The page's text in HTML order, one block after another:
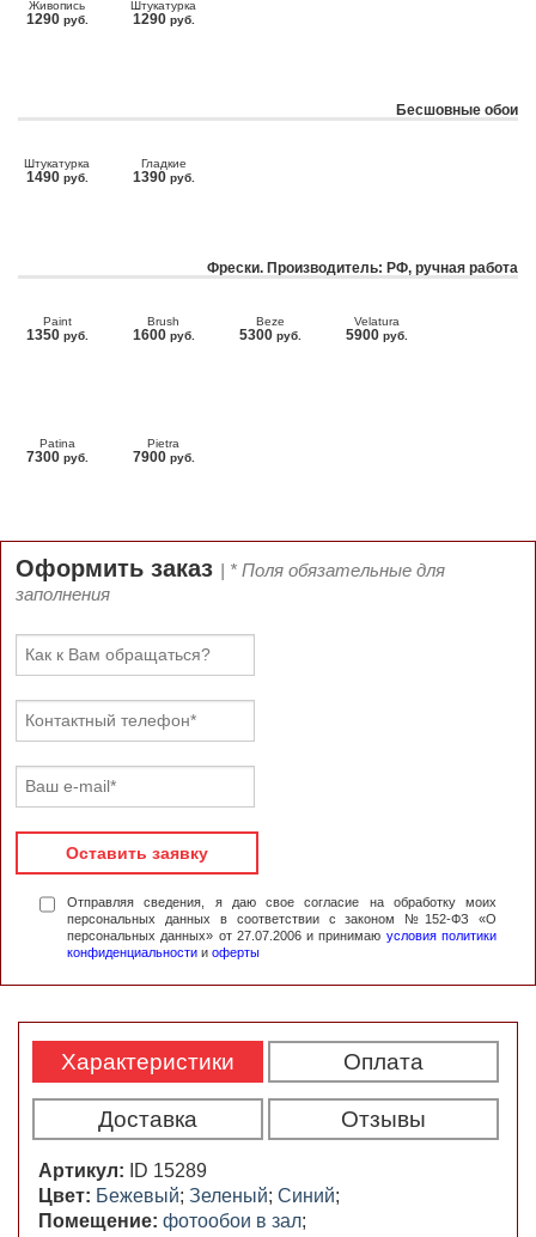
Живопись
1290 руб.
Штукатурка
1290 руб.
Бесшовные обои
Штукатурка
1490 руб.
Гладкие
1390 руб.
Фрески. Производитель: РФ, ручная работа
Paint
1350 руб.
Brush
1600 руб.
Beze
5300 руб.
Velatura
5900 руб.
Patina
7300 руб.
Pietra
7900 руб.
Оформить заказ | * Поля обязательные для
заполнения
Оставить заявку
Отправляя сведения, я даю свое согласие на обработку моих
персональных данных в соответствии с законом №152-ФЗ «О
персональных данных» от 27.07.2006 и принимаю условия политики
конфиденциальности и оферты
Характеристики Оплата
Доставка Отзывы
Артикул:
ID 15289
Цвет: Бежевый; Зеленый; Синий;
Помещение: фотообои в зал;